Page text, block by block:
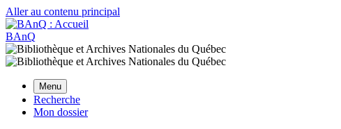
Aller au contenu principal
BAnQ
Menu
Recherche
Mon dossier